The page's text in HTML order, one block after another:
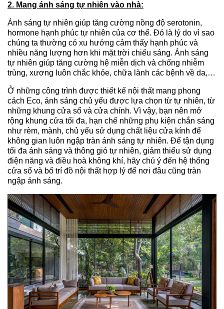
2. Mang ánh sáng tự nhiên vào nhà:
Ánh sáng tự nhiên giúp tăng cường nồng độ serotonin,
hormone hạnh phúc tự nhiên của cơ thể. Đó là lý do vì sao
chúng ta thường có xu hướng cảm thấy hạnh phúc và
nhiều năng lượng hơn khi mặt trời chiếu sáng. Ánh sáng
tự nhiên giúp tăng cường hệ miễn dịch và chống nhiễm
trùng, xương luôn chắc khỏe, chữa lành các bệnh về da,…
Ở những công trình được thiết kế nội thất mang phong
cách Eco, ánh sáng chủ yếu được lựa chọn từ tự nhiên, từ
những khung cửa sổ và cửa chính. Vì vậy, bạn nên mở
rộng khung cửa tối đa, hạn chế những phụ kiện chắn sáng
như rèm, mành, chủ yếu sử dụng chất liệu cửa kính để
không gian luôn ngập tràn ánh sáng tự nhiên. Để tận dụng
tối đa ánh sáng và thông gió tự nhiên, giảm thiểu sử dụng
điện năng và điều hoà không khí, hãy chú ý đến hệ thống
cửa sổ và bố trí đồ nội thất hợp lý để nơi đâu cũng tràn
ngập ánh sáng.